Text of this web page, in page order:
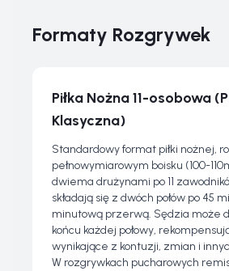
Formaty Rozgrywek
Piłka Nożna 11-osobowa
Klasyczna)
Standardowy format piłki nożnej,
pełnowymiarowym boisku (100-
dwiema drużynami po 11
składają się z dwóch połów po 45
minutową przerwą. Sędzia może
końcu każdej połowy,
wynikające z kontuzji, zmian i
W rozgrywkach pucharowych